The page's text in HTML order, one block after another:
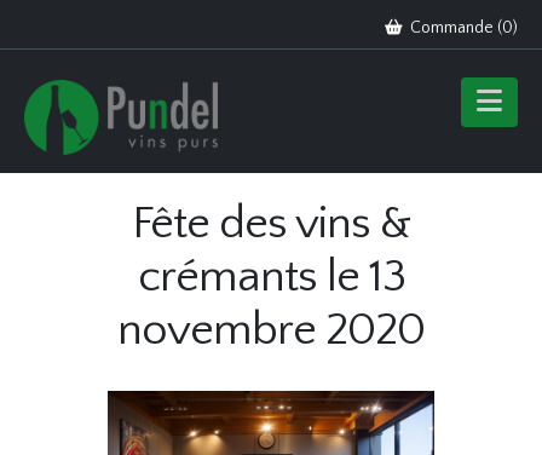
Commande (0)
Fête des vins &
crémants le 13
novembre 2020